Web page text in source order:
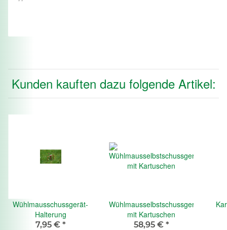
Kunden kauften dazu folgende Artikel:
Wühlmausschussgerät-
Halterung
7,95 € *
Wühlmausselbstschussgerät
mit Kartuschen
58,95 € *